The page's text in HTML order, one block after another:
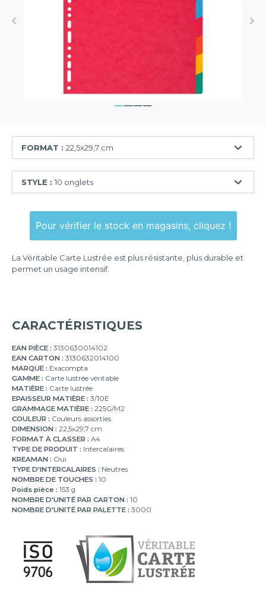
FORMAT : 22,5x29,7 cm
cm
24x32
STYLE : 10 onglets
onglets
8
onglets
Pour vérifier le stock en magasins, cliquez !
La Véritable Carte Lustrée est plus résistante, plus durable et
permet un usage intensif.
CARACTÉRISTIQUES
EAN PIÈCE : 3130630014102
EAN CARTON : 3130632014100
MARQUE : Exacompta
GAMME : Carte lustrée véritable
MATIÈRE : Carte lustrée
EPAISSEUR MATIÈRE : 3/10E
GRAMMAGE MATIÈRE : 225G/M2
COULEUR : Couleurs assorties
DIMENSION : 22,5x29,7 cm
FORMAT À CLASSER : A4
TYPE DE PRODUIT : Intercalaires
KREAMAN : Oui
TYPE D'INTERCALAIRES : Neutres
NOMBRE DE TOUCHES : 10
Poids pièce : 153 g
NOMBRE D'UNITÉ PAR CARTON : 10
NOMBRE D'UNITÉ PAR PALETTE : 3000